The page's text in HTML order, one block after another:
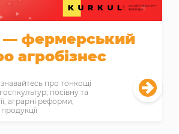
— фермерський
агробізнес
про тонкощі
посівну та
аграрні реформи,